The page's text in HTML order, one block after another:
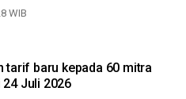
WIB
tarif baru kepada 60 mitra
Juli 2026